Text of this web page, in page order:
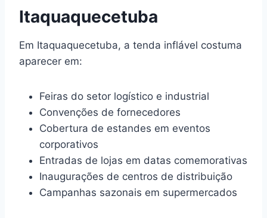
Itaquaquecetuba
Em Itaquaquecetuba, a tenda inflável costuma
aparecer em:
Feiras do setor logístico e industrial
Convenções de fornecedores
Cobertura de estandes em eventos
corporativos
Entradas de lojas em datas comemorativas
Inaugurações de centros de distribuição
Campanhas sazonais em supermercados